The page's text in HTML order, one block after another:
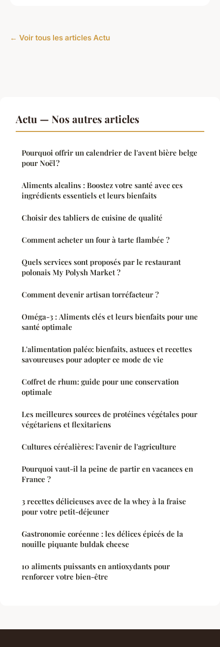
← Voir tous les articles Actu
Actu — Nos autres articles
Pourquoi offrir un calendrier de l'avent bière belge
pour Noël ?
Aliments alcalins : Boostez votre santé avec ces
ingrédients essentiels et leurs bienfaits
Choisir des tabliers de cuisine de qualité
Comment acheter un four à tarte flambée ?
Quels services sont proposés par le restaurant
polonais My Polysh Market ?
Comment devenir artisan torréfacteur ?
Oméga-3 : Aliments clés et leurs bienfaits pour une
santé optimale
L'alimentation paléo: bienfaits, astuces et recettes
savoureuses pour adopter ce mode de vie
Coffret de rhum: guide pour une conservation
optimale
Les meilleures sources de protéines végétales pour
végétariens et flexitariens
Cultures céréalières: l'avenir de l'agriculture
Pourquoi vaut-il la peine de partir en vacances en
France ?
3 recettes délicieuses avec de la whey à la fraise
pour votre petit-déjeuner
Gastronomie coréenne : les délices épicés de la
nouille piquante buldak cheese
10 aliments puissants en antioxydants pour
renforcer votre bien-être